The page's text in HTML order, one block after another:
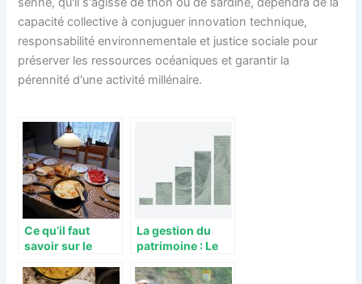
capacité collective à conjuguer innovation technique,
responsabilité environnementale et justice sociale pour
préserver les ressources océaniques et garantir la
pérennité d'une activité millénaire.
Ce qu’il faut
savoir sur le
gain de place
La gestion du
patrimoine : Le
gestionnaire